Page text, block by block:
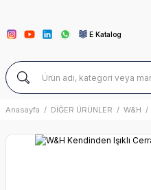
E Katalog
Anasayfa DİĞER ÜRÜNLER W&H